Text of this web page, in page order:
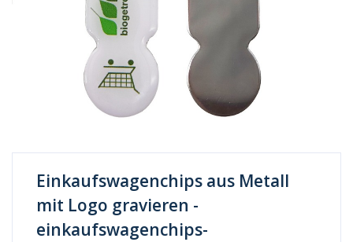
Einkaufswagenchips aus Metall
mit Logo gravieren -
einkaufswagenchips-